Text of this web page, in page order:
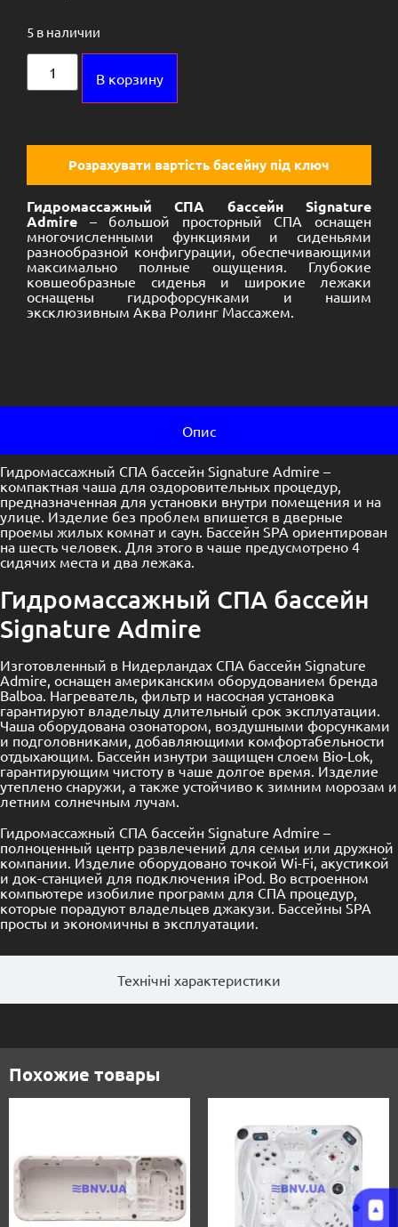
5 в наличии
В корзину
Розрахувати вартість басейну під ключ
Гидромассажный СПА бассейн Signature
Admire – большой просторный СПА оснащен
многочисленными функциями и сиденьями
разнообразной конфигурации, обеспечивающими
максимально полные ощущения. Глубокие
ковшеобразные сиденья и широкие лежаки
оснащены гидрофорсунками и нашим
эксклюзивным Аква Ролинг Массажем.
Опис
Технічні характеристики
Гидромассажный СПА бассейн Signature Admire –
компактная чаша для оздоровительных процедур,
предназначенная для установки внутри помещения и на
улице. Изделие без проблем впишется в дверные
проемы жилых комнат и саун. Бассейн SPA ориентирован
на шесть человек. Для этого в чаше предусмотрено 4
сидячих места и два лежака.
Гидромассажный СПА бассейн
Signature Admire
Изготовленный в Нидерландах СПА бассейн Signature
Admire, оснащен американским оборудованием бренда
Balboa. Нагреватель, фильтр и насосная установка
гарантируют владельцу длительный срок эксплуатации.
Чаша оборудована озонатором, воздушными форсунками
и подголовниками, добавляющими комфортабельности
отдыхающим. Бассейн изнутри защищен слоем Bio-Lok,
гарантирующим чистоту в чаше долгое время. Изделие
утеплено снаружи, а также устойчиво к зимним морозам и
летним солнечным лучам.
Гидромассажный СПА бассейн Signature Admire –
полноценный центр развлечений для семьи или дружной
компании. Изделие оборудовано точкой Wi-Fi, акустикой
и док-станцией для подключения iPod. Во встроенном
компьютере изобилие программ для СПА процедур,
которые порадуют владельцев джакузи. Бассейны SPA
просты и экономичны в эксплуатации.
Похожие товары